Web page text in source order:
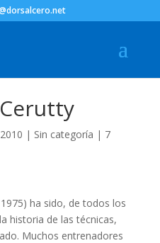
| Sin categoría | 7
ha sido, de todos los
historia de las técnicas,
Muchos entrenadores